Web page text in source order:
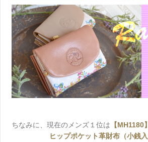
ちなみに、現在のメンズ１位は 【
ヒップポケット革財布（小銭入